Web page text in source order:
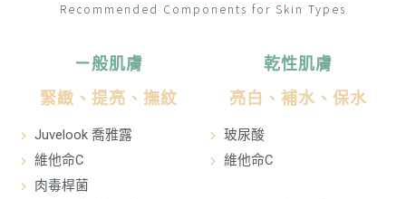
Recommended Components for Skin Types
ㄧ般肌膚
緊緻、提亮、撫紋
Juvelook 喬雅露
維他命C
肉毒桿菌
乾性肌膚
亮白、補水、保水
玻尿酸
維他命C